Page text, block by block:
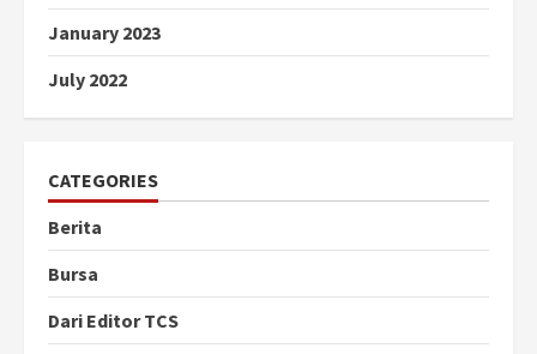
January 2023
July 2022
CATEGORIES
Berita
Bursa
Dari Editor TCS